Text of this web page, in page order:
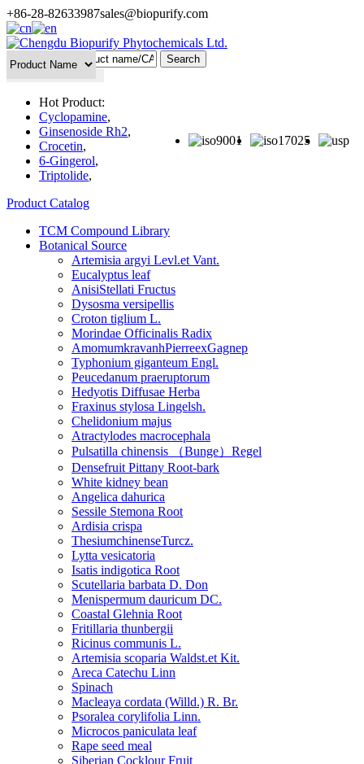
+86-28-82633987sales@biopurify.com
Hot Product:
Cyclopamine,
Ginsenoside Rh2,
Crocetin,
6-Gingerol,
Triptolide,
Product Catalog
TCM Compound Library
Botanical Source
Artemisia argyi Levl.et Vant.
Eucalyptus leaf
AnisiStellati Fructus
Dysosma versipellis
Croton tiglium L.
Morindae Officinalis Radix
AmomumkravanhPierreexGagnep
Typhonium giganteum Engl.
Peucedanum praeruptorum
Hedyotis Diffusae Herba
Fraxinus stylosa Lingelsh.
Chelidonium majus
Atractylodes macrocephala
Pulsatilla chinensis （Bunge）Regel
Densefruit Pittany Root-bark
White kidney bean
Angelica dahurica
Sessile Stemona Root
Ardisia crispa
ThesiumchinenseTurcz.
Lytta vesicatoria
Isatis indigotica Root
Scutellaria barbata D. Don
Menispermum dauricum DC.
Coastal Glehnia Root
Fritillaria thunbergii
Ricinus communis L.
Artemisia scoparia Waldst.et Kit.
Areca Catechu Linn
Spinach
Macleaya cordata (Willd.) R. Br.
Psoralea corylifolia Linn.
Microcos paniculata leaf
Rape seed meal
Siberian Cocklour Fruit